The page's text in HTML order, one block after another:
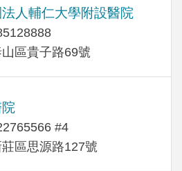
人輔仁大學附設醫院
區貴子路69號
#4
區思源路127號